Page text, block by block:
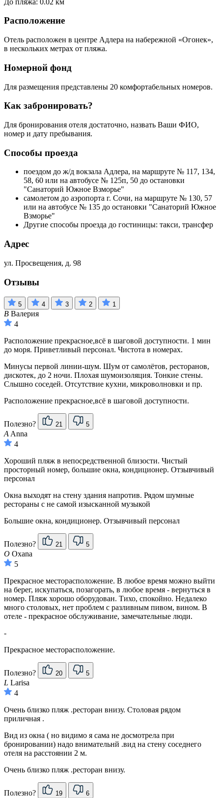
Расположение
Отель расположен в центре Адлера на набережной «Огонек»,
в нескольких метрах от пляжа.
Номерной фонд
Для размещения представлены 20 комфортабельных номеров.
Как забронировать?
Для бронирования отеля достаточно, назвать Ваши ФИО,
номер и дату пребывания.
Способы проезда
поездом до ж/д вокзала Адлера, на маршруте № 117, 134,
58, 60 или на автобусе № 125п, 50 до остановки
"Санаторий Южное Взморье"
самолетом до аэропорта г. Сочи, на маршруте № 130, 57
или на автобусе № 135 до остановки "Санаторий Южное
Взморье"
Другие способы проезда до гостиницы: такси, трансфер
Адрес
ул. Просвещения, д. 98
Отзывы
5 4 3 2 1
В Валерия
4
Расположение прекрасное,всё в шаговой доступности. 1 мин
до моря. Приветливый персонал. Чистота в номерах.
Минусы первой линии-шум. Шум от самолётов, ресторанов,
дискотек, до 2 ночи. Плохая шумоизоляция. Тонкие стены.
Слышно соседей. Отсутствие кухни, микроволновки и пр.
Расположение прекрасное,всё в шаговой доступности.
Полезно? 21 5
A Anna
4
Хороший пляж в непосредственной близости. Чистый
просторный номер, большие окна, кондиционер. Отзывчивый
персонал
Окна выходят на стену здания напротив. Рядом шумные
рестораны с не самой изысканной музыкой
Большие окна, кондиционер. Отзывчивый персонал
Полезно? 21 5
O Oxana
5
Прекрасное месторасположение. В любое время можно выйти
на берег, искупаться, позагорать, в любое время - вернуться в
номер. Пляж хорошо оборудован. Тихо, спокойно. Недалеко
много столовых, нет проблем с разливным пивом, вином. В
отеле - прекрасное обслуживание, замечательные люди.
-
Прекрасное месторасположение.
Полезно? 20 5
L Larisa
4
Очень близко пляж .ресторан внизу. Столовая рядом
приличная .
Вид из окна ( но видимо я сама не досмотрела при
бронировании) надо внимательнй .вид на стену соседнего
отеля на расстоянии 2 м.
Очень близко пляж .ресторан внизу.
Полезно? 19 6